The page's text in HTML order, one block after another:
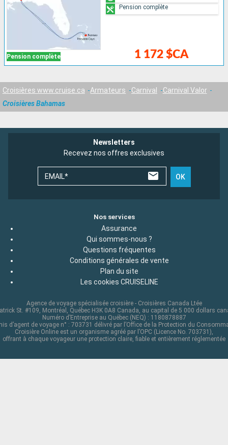
Pension complète 1 172 $CA
Pension complète
Croisières www.cruise.ca Armateurs Carnival
Carnival Valor
Croisières Bahamas
Newsletters
Recevez nos offres exclusives
EMAIL* OK
Nos services
Assurance
Qui sommes-nous ?
Questions fréquentes
Conditions générales de vente
Plan du site
Les cookies CRUISELINE
Agence de voyage spécialisée croisière - Croisières Canada Ltée
St. #109, Montréal, Québec H3K 0A8 Canada, au capital de 5 000 dollars
Numéro d’Entreprise au Québec (NEQ) : 1180878887
d’agent de voyage n° : 703731 délivré par l’Office de la Protection du
Croisière Online est un organisme agréé par l’OPC (Licence No. 703731),
offrant à chaque voyageur une protection claire, fiable et entièrement réglementée